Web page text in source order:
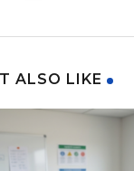
ALSO LIKE